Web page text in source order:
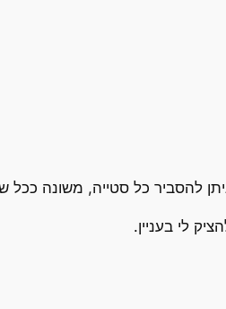
להסביר כל סטייה, משונה
לי בעניין.